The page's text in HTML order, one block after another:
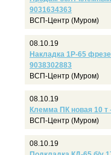
9031634363
ВСП-Центр (Муром)
08.10.19
Накладка 1Р-65
9038302883
ВСП-Центр (Муром)
08.10.19
Клемма ПК новая 10 т
ВСП-Центр (Муром)
08.10.19